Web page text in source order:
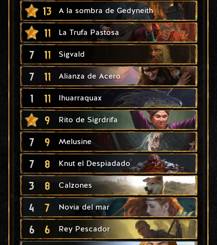
13 A la sombra de Gedyneith
11 La Trufa Pastosa
7 11 Sigvald
7 11 Alianza de Acero
1 11 Ihuarraquax
9 Rito de Sigrdrifa
7 9 Melusine
7 8 Knut el Despiadado
3 8 Calzones
4 7 Novia del mar
6 6 Rey Pescador